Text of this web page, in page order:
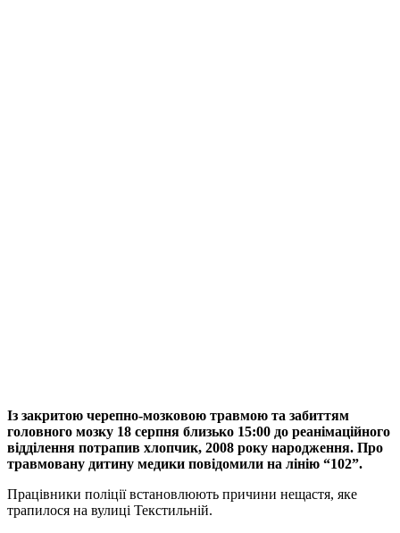
Із закритою черепно-мозковою травмою та забиттям
головного мозку 18 серпня близько 15:00 до реанімаційного
відділення потрапив хлопчик, 2008 року народження. Про
травмовану дитину медики повідомили на лінію “102”.
Працівники поліції встановлюють причини нещастя, яке
трапилося на вулиці Текстильній.